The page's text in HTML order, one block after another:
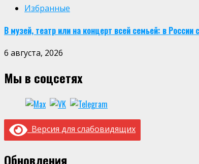
Избранные
В музей, театр или на концерт всей семьей: в
6 августа, 2026
Мы в соцсетях
Версия для слабовидящих
Обновления